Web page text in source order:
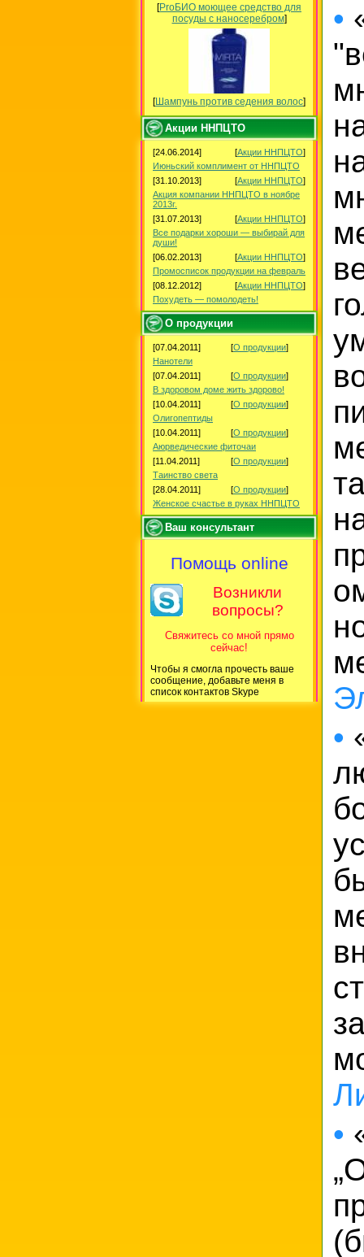
[ProБИО моющее средство для
посуды c наносеребром]
[Шампунь против седения волос]
Акции ННПЦТО
[24.06.2014] [Акции ННПЦТО]
Июньский комплимент от ННПЦТО
[31.10.2013]
[Акции ННПЦТО]
Акция компании ННПЦТО в ноябре
2013г.
[31.07.2013]
[Акции ННПЦТО]
Все подарки хороши — выбирай для
души!
[06.02.2013]
[Акции ННПЦТО]
Промосписок продукции на февраль
[08.12.2012]
[Акции ННПЦТО]
Похудеть — помолодеть!
О продукции
[07.04.2011] [О продукции]
Нанотели
[07.04.2011]
[О продукции]
В здоровом доме жить здорово!
[10.04.2011]
[О продукции]
Олигопептиды
[10.04.2011]
[О продукции]
Аюрведические фиточаи
[11.04.2011]
[О продукции]
Таинство света
[28.04.2011]
[О продукции]
Женское счастье в руках ННПЦТО
Ваш консультант
Помощь online
Возникли
вопросы?
Свяжитесь со мной прямо
сейчас!
Чтобы я смогла прочесть ваше
сообщение, добавьте меня в
список контактов Skype
•
•
•